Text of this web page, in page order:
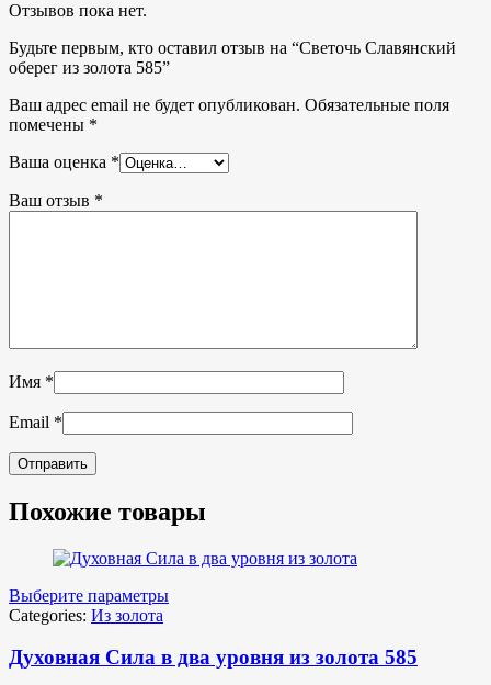
Отзывов пока нет.
Будьте первым, кто оставил отзыв на “Светочь Славянский
оберег из золота 585”
Ваш адрес email не будет опубликован. Обязательные поля
помечены *
Ваша оценка *
Ваш отзыв *
Имя *
Email *
Похожие товары
Выберите параметры
Categories: Из золота
Духовная Сила в два уровня из золота 585